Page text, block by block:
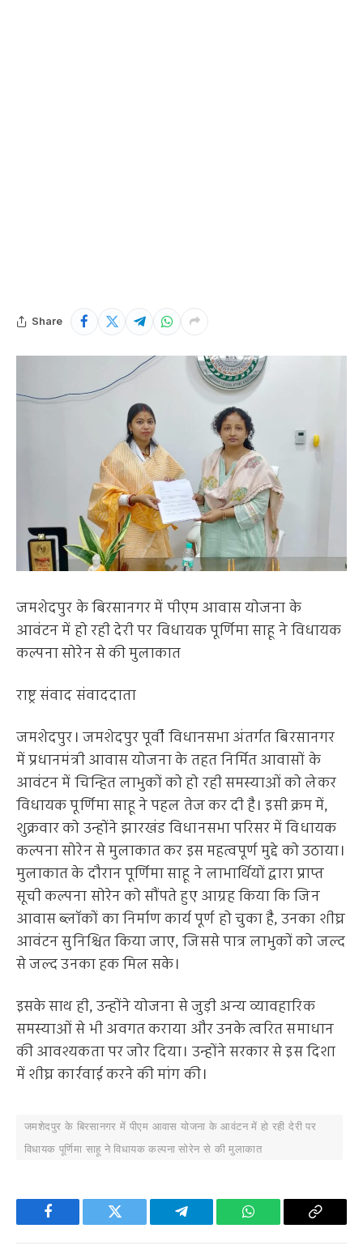
Share
जमशेदपुर के बिरसानगर में पीएम आवास योजना के
आवंटन में हो रही देरी पर विधायक पूर्णिमा साहू ने विधायक
कल्पना सोरेन से की मुलाकात
राष्ट्र संवाद संवाददाता
जमशेदपुर। जमशेदपुर पूर्वी विधानसभा अंतर्गत बिरसानगर
में प्रधानमंत्री आवास योजना के तहत निर्मित आवासों के
आवंटन में चिन्हित लाभुकों को हो रही समस्याओं को लेकर
विधायक पूर्णिमा साहू ने पहल तेज कर दी है। इसी क्रम में,
शुक्रवार को उन्होंने झारखंड विधानसभा परिसर में विधायक
कल्पना सोरेन से मुलाकात कर इस महत्वपूर्ण मुद्दे को उठाया।
मुलाकात के दौरान पूर्णिमा साहू ने लाभार्थियों द्वारा प्राप्त
सूची कल्पना सोरेन को सौंपते हुए आग्रह किया कि जिन
आवास ब्लॉकों का निर्माण कार्य पूर्ण हो चुका है, उनका शीघ्र
आवंटन सुनिश्चित किया जाए, जिससे पात्र लाभुकों को जल्द
से जल्द उनका हक मिल सके।
इसके साथ ही, उन्होंने योजना से जुड़ी अन्य व्यावहारिक
समस्याओं से भी अवगत कराया और उनके त्वरित समाधान
की आवश्यकता पर जोर दिया। उन्होंने सरकार से इस दिशा
में शीघ्र कार्रवाई करने की मांग की।
जमशेदपुर के बिरसानगर में पीएम आवास योजना के आवंटन में हो रही देरी पर
विधायक पूर्णिमा साहू ने विधायक कल्पना सोरेन से की मुलाकात
Facebook Twitter Telegram WhatsApp Copy